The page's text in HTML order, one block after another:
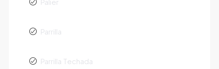
Parrilla
Parrilla Techada